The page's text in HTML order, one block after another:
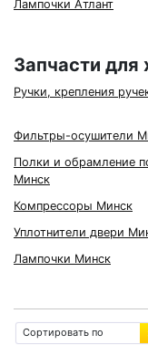
Лампочки Атлант
Запчасти для
Ручки, крепления
Фильтры-осушители
Полки и обрамление
Минск
Компрессоры Минск
Уплотнители двери
Лампочки Минск
Сортировать по